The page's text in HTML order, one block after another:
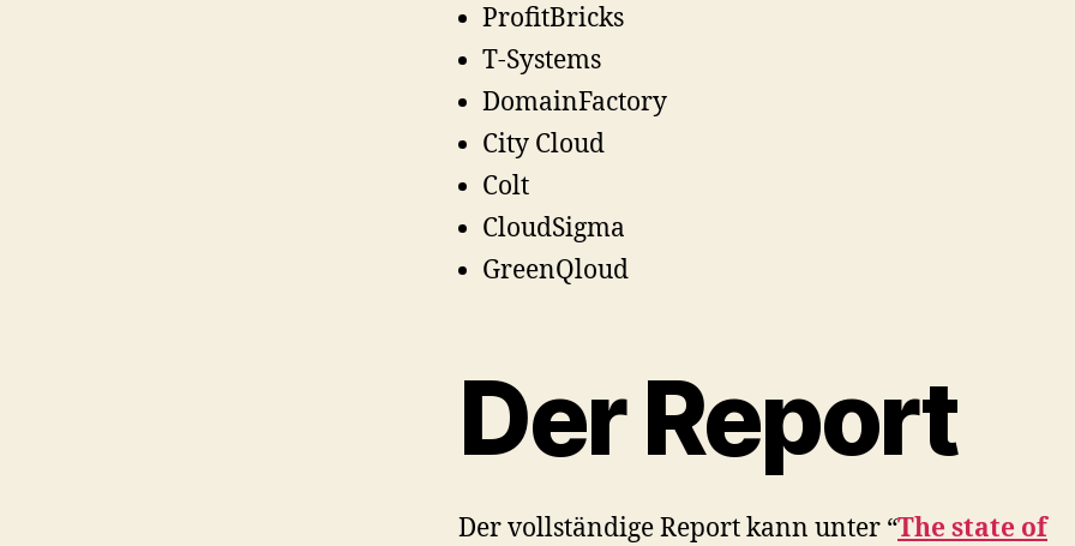
ProfitBricks
T-Systems
DomainFactory
City Cloud
Colt
CloudSigma
GreenQloud
Der Report
Der vollständige Report kann unter “The state of